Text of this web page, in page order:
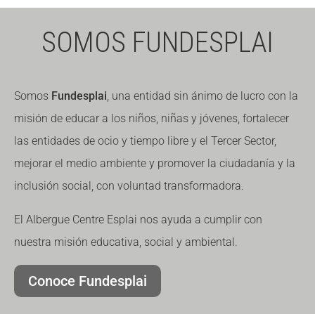
SOMOS FUNDESPLAI
Somos Fundesplai, una entidad sin ánimo de lucro con la
misión de educar a los niños, niñas y jóvenes, fortalecer
las entidades de ocio y tiempo libre y el Tercer Sector,
mejorar el medio ambiente y promover la ciudadanía y la
inclusión social, con voluntad transformadora.
El Albergue Centre Esplai nos ayuda a cumplir con
nuestra misión educativa, social y ambiental.
Conoce Fundesplai
Xarxes socials
COL·LABORA
Fes voluntariat
Fes un donatiu
Treballa amb nosaltres
Xarxes socials
COL·LABORA
Fes voluntariat
Fes un donatiu
Treballa amb nosaltres